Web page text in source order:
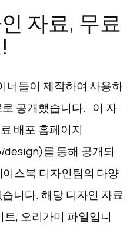
자료, 무료
너들이 제작하여 사용하
로 공개했습니다. 이 자
배포 홈페이지
를 통해 공개되
스북 디자인팀의 다양
니다. 해당 디자인 자료
트, 오리가미 파일입니